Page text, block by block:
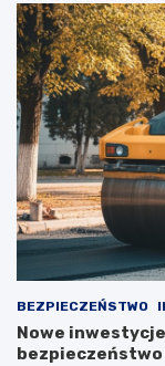
BEZPIECZEŃSTWO
Nowe
bezpieczeństwo